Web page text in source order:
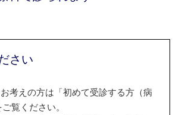
さい
考えの方は「初めて受診する方（病
覧ください。